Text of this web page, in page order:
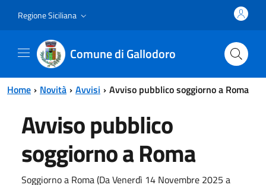
Regione Siciliana
Comune di Gallodoro
Home Novità Avvisi Avviso pubblico soggiorno a Roma
Avviso pubblico
soggiorno a Roma
Soggiorno a Roma (Da Venerdì 14 Novembre 2025 a